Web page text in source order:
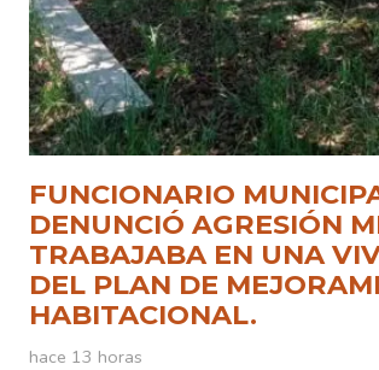
FUNCIONARIO
DENUNCIÓ AGRESIÓN
TRABAJABA EN UNA
DEL PLAN DE
HABITACIONAL.
hace 13 horas